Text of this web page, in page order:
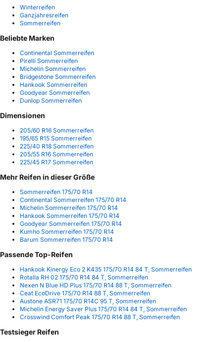
Winterreifen
Ganzjahresreifen
Sommerreifen
Beliebte Marken
Continental Sommerreifen
Pirelli Sommerreifen
Michelin Sommerreifen
Bridgestone Sommerreifen
Hankook Sommerreifen
Goodyear Sommerreifen
Dunlop Sommerreifen
Dimensionen
205/60 R16 Sommerreifen
195/65 R15 Sommerreifen
225/40 R18 Sommerreifen
205/55 R16 Sommerreifen
225/45 R17 Sommerreifen
Mehr Reifen in dieser Größe
Sommerreifen 175/70 R14
Continental Sommerreifen 175/70 R14
Michelin Sommerreifen 175/70 R14
Hankook Sommerreifen 175/70 R14
Goodyear Sommerreifen 175/70 R14
Kumho Sommerreifen 175/70 R14
Barum Sommerreifen 175/70 R14
Passende Top-Reifen
Hankook Kinergy Eco 2 K435 175/70 R14 84 T, Sommerreifen
Rotalla RH 02 175/70 R14 84 T, Sommerreifen
Nexen N Blue HD Plus 175/70 R14 88 T, Sommerreifen
Ceat EcoDrive 175/70 R14 88 T, Sommerreifen
Austone ASR71 175/70 R14C 95 T, Sommerreifen
Michelin Energy Saver Plus 175/70 R14 84 T, Sommerreifen
Crosswind Comfort Peak 175/70 R14 88 T, Sommerreifen
Testsieger Reifen